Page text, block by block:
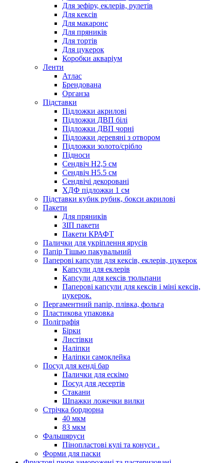
Для зефіру, еклерів, рулетів
Для кексів
Для макаронс
Для пряників
Для тортів
Для цукерок
Коробки акваріум
Ленти
Атлас
Брендована
Органза
Підставки
Підложки акрилові
Підложки ДВП білі
Підложки ДВП чорні
Підложки деревяні з отвором
Підложки золото/срібло
Підноси
Сендвіч H2,5 см
Сендвіч H5.5 см
Сендвічі декоровані
ХДФ підложки 1 см
Підставки кубик рубик, бокси акрилові
Пакети
Для пряників
ЗІП пакети
Пакети КРАФТ
Палички для укріплення ярусів
Папір Тішью пакувальний
Паперові капсули для кексів, еклерів, цукерок
Капсули для еклерів
Капсули для кексів тюльпани
Паперові капсули для кексів і міні кексів,
цукерок.
Пергаментний папір, плівка, фольга
Пластикова упаковка
Поліграфія
Бірки
Листівки
Наліпки
Наліпки самоклейка
Посуд для кенді бар
Палички для ескімо
Посуд для десертів
Стакани
Шпажки ложечки вилки
Стрічка бордюрна
40 мкм
83 мкм
Фальшяруси
Пінопластові кулі та конуси .
Форми для паски